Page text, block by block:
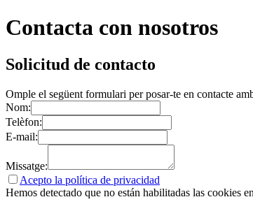
Contacta con nosotros
Solicitud de contacto
Omple el següent formulari per posar-te en contacte
Nom:
Telèfon:
E-mail:
Missatge:
Acepto la política de privacidad
Hemos detectado que no están habilitadas las cookies